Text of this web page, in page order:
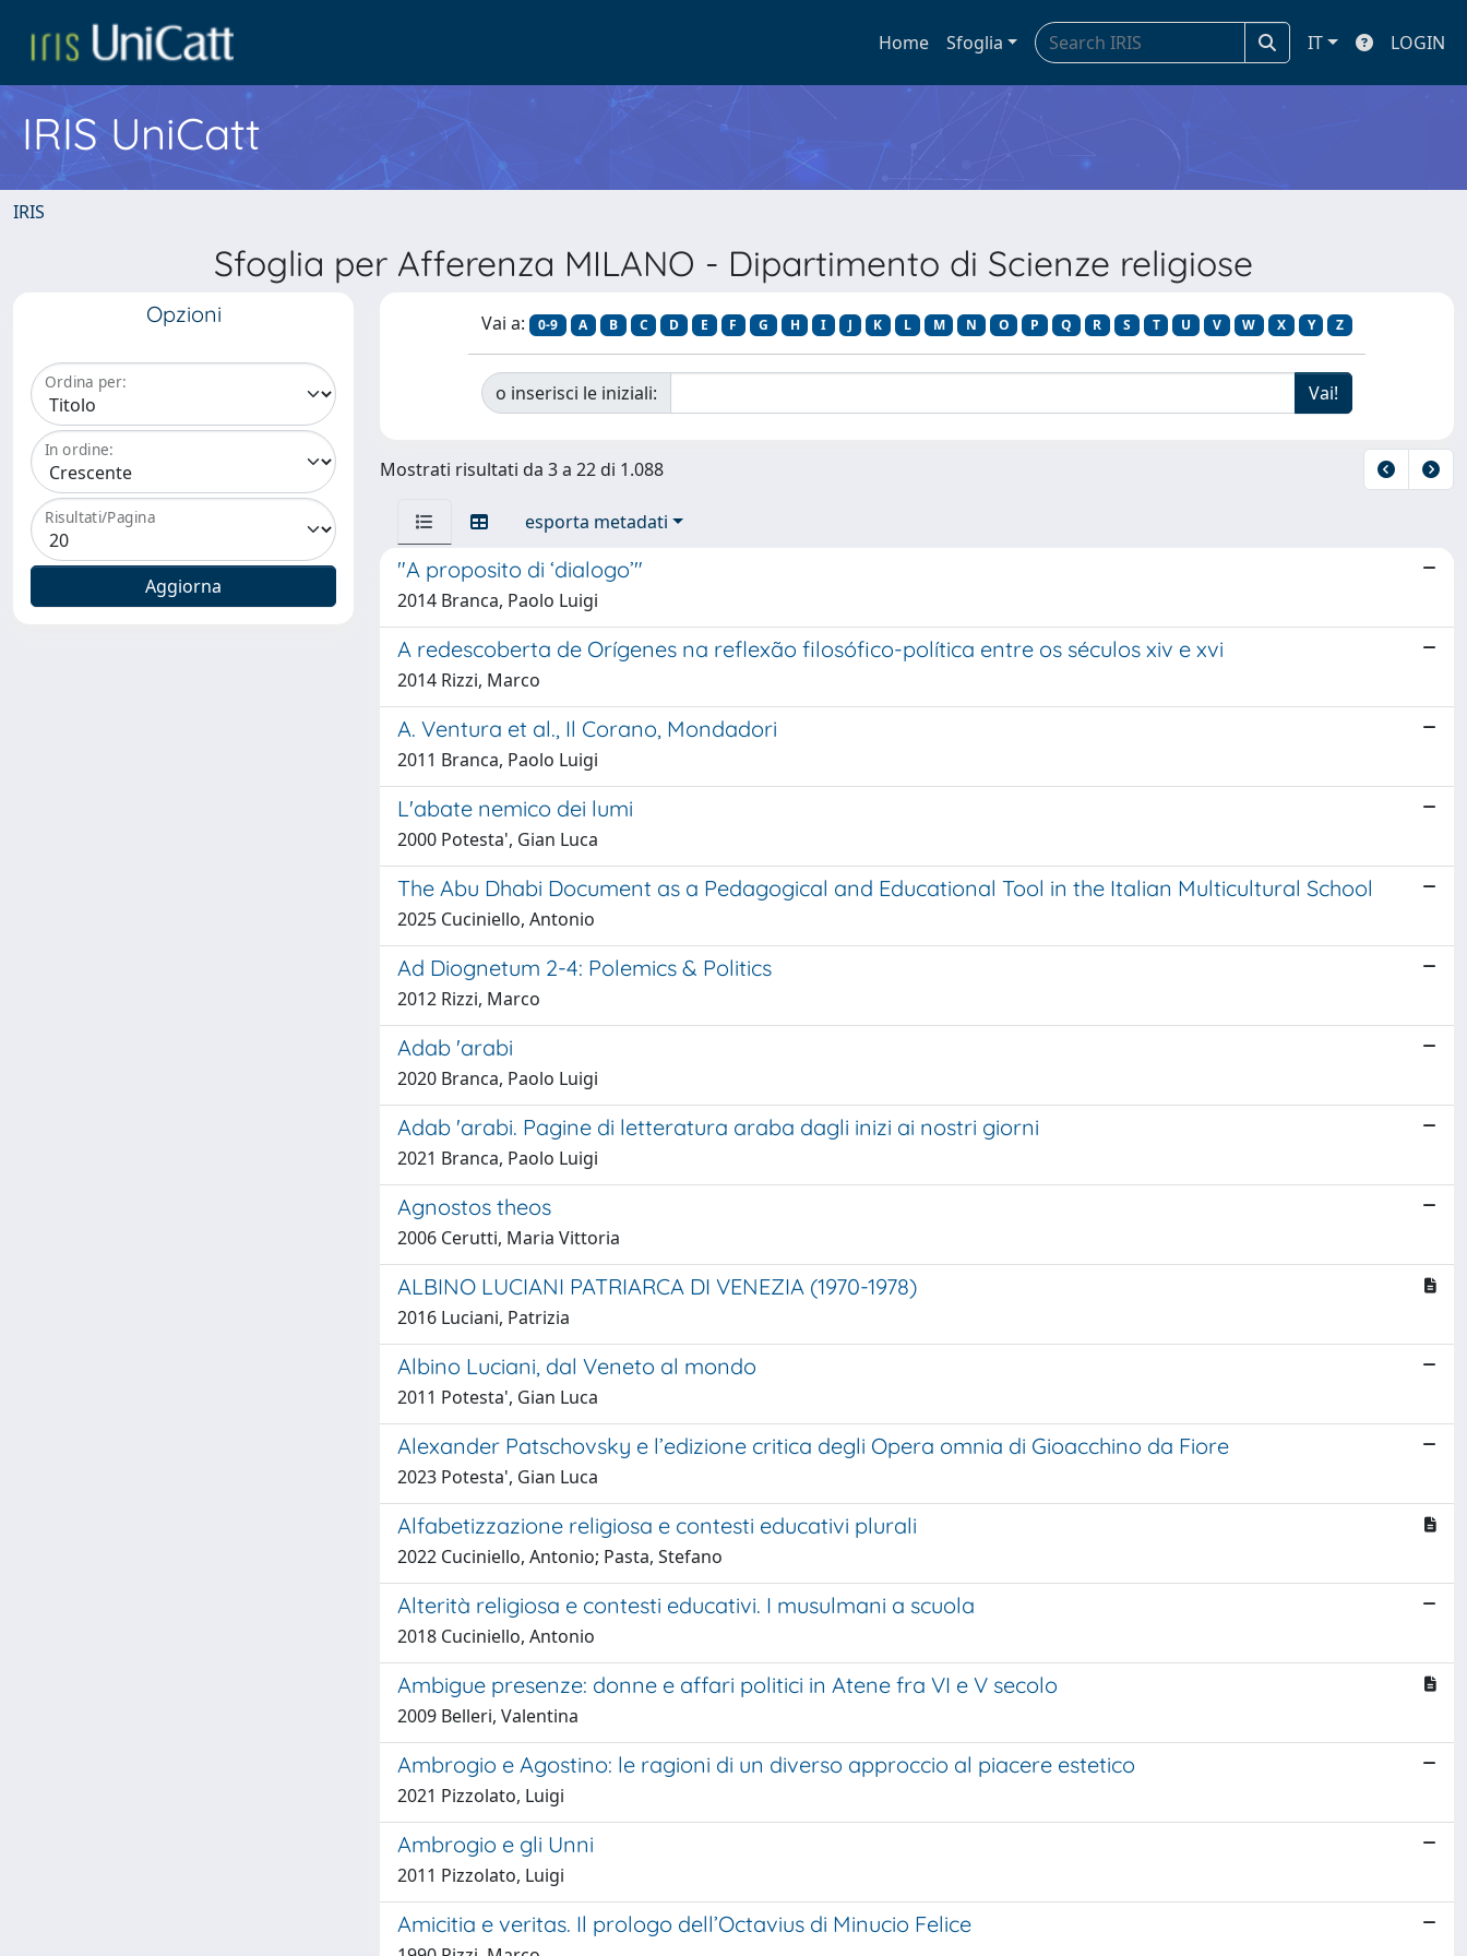
Home Sfoglia IT LOGIN
IRIS UniCatt
IRIS
Sfoglia per Afferenza MILANO - Dipartimento di Scienze religiose
Opzioni
Ordina per:
In ordine:
Risultati/Pagina
Vai a: 0-9 A B C D E F G H I J K L M N O P Q R S T U V W X Y Z
o inserisci le iniziali:
Mostrati risultati da 3 a 22 di 1.088
esporta metadati
"A proposito di ‘dialogo’"
2014 Branca, Paolo Luigi
A redescoberta de Orígenes na reflexão filosófico-política entre os séculos xiv e xvi
2014 Rizzi, Marco
A. Ventura et al., Il Corano, Mondadori
2011 Branca, Paolo Luigi
L'abate nemico dei lumi
2000 Potesta', Gian Luca
The Abu Dhabi Document as a Pedagogical and Educational Tool in the Italian Multicultural School
2025 Cuciniello, Antonio
Ad Diognetum 2-4: Polemics & Politics
2012 Rizzi, Marco
Adab 'arabi
2020 Branca, Paolo Luigi
Adab 'arabi. Pagine di letteratura araba dagli inizi ai nostri giorni
2021 Branca, Paolo Luigi
Agnostos theos
2006 Cerutti, Maria Vittoria
ALBINO LUCIANI PATRIARCA DI VENEZIA (1970-1978)
2016 Luciani, Patrizia
Albino Luciani, dal Veneto al mondo
2011 Potesta', Gian Luca
Alexander Patschovsky e l’edizione critica degli Opera omnia di Gioacchino da Fiore
2023 Potesta', Gian Luca
Alfabetizzazione religiosa e contesti educativi plurali
2022 Cuciniello, Antonio; Pasta, Stefano
Alterità religiosa e contesti educativi. I musulmani a scuola
2018 Cuciniello, Antonio
Ambigue presenze: donne e affari politici in Atene fra VI e V secolo
2009 Belleri, Valentina
Ambrogio e Agostino: le ragioni di un diverso approccio al piacere estetico
2021 Pizzolato, Luigi
Ambrogio e gli Unni
2011 Pizzolato, Luigi
Amicitia e veritas. Il prologo dell’Octavius di Minucio Felice